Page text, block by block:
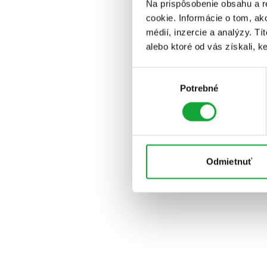
Na prispôsobenie obsahu a
cookie. Informácie o tom,
médií, inzercie a analýzy.
alebo ktoré od vás získali,
Potrebné
Odmietnuť